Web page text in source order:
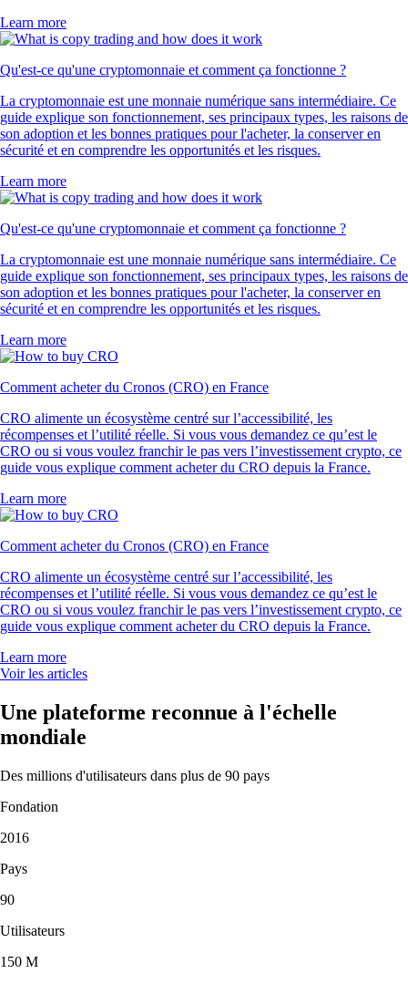
Learn more
Qu'est-ce qu'une cryptomonnaie et comment ça fonctionne ?
La cryptomonnaie est une monnaie numérique sans intermédiaire. Ce
guide explique son fonctionnement, ses principaux types, les raisons de
son adoption et les bonnes pratiques pour l'acheter, la conserver en
sécurité et en comprendre les opportunités et les risques.
Learn more
Qu'est-ce qu'une cryptomonnaie et comment ça fonctionne ?
La cryptomonnaie est une monnaie numérique sans intermédiaire. Ce
guide explique son fonctionnement, ses principaux types, les raisons de
son adoption et les bonnes pratiques pour l'acheter, la conserver en
sécurité et en comprendre les opportunités et les risques.
Learn more
Comment acheter du Cronos (CRO) en France
CRO alimente un écosystème centré sur l’accessibilité, les
récompenses et l’utilité réelle. Si vous vous demandez ce qu’est le
CRO ou si vous voulez franchir le pas vers l’investissement crypto, ce
guide vous explique comment acheter du CRO depuis la France.
Learn more
Comment acheter du Cronos (CRO) en France
CRO alimente un écosystème centré sur l’accessibilité, les
récompenses et l’utilité réelle. Si vous vous demandez ce qu’est le
CRO ou si vous voulez franchir le pas vers l’investissement crypto, ce
guide vous explique comment acheter du CRO depuis la France.
Learn more
Voir les articles
Une plateforme reconnue à l'échelle
mondiale
Des millions d'utilisateurs dans plus de 90 pays
Fondation
2016
Pays
90
Utilisateurs
150 M